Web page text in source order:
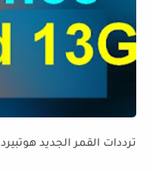
ترددات القمر الجديد هوتبيرد fréquence hotbird 2023